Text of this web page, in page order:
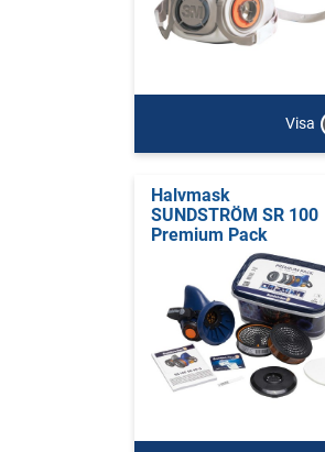
Visa
Halvmask
SUNDSTRÖM SR 100
Premium Pack